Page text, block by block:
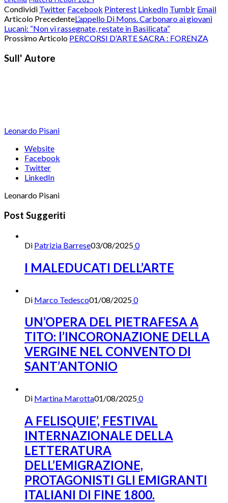
Condividi Twitter Facebook Pinterest LinkedIn Tumblr Email
Articolo PrecedenteL’appello Di Mons. Carbonaro ai giovani
Lucani: “Non vi rassegnate, restate in Basilicata”
Prossimo Articolo PERCORSI D’ARTE SACRA : FORENZA
Sull' Autore
Leonardo Pisani
Website
Facebook
Twitter
LinkedIn
Leonardo Pisani
Post Suggeriti
Di Patrizia Barrese03/08/20250
I MALEDUCATI DELL’ARTE
Di Marco Tedesco01/08/20250
UN’OPERA DEL PIETRAFESA A
TITO: l’INCORONAZIONE DELLA
VERGINE NEL CONVENTO DI
SANT’ANTONIO
Di Martina Marotta01/08/20250
A FELISQUIE’, FESTIVAL
INTERNAZIONALE DELLA
LETTERATURA
DELL’EMIGRAZIONE,
PROTAGONISTI GLI EMIGRANTI
ITALIANI DI FINE 1800.